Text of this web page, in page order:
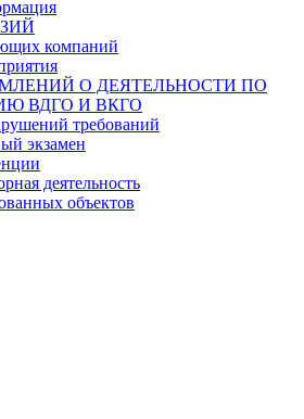
компаний
О ДЕЯТЕЛЬНОСТИ ПО
ВДГО И ВКГО
требований
экзамен
деятельность
объектов